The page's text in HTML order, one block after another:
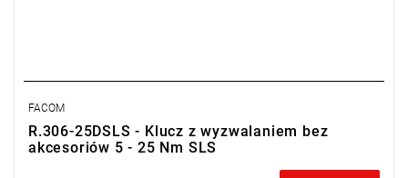
FACOM
R.306-25DSLS - Klucz z wyzwalaniem bez
akcesoriów 5 - 25 Nm SLS